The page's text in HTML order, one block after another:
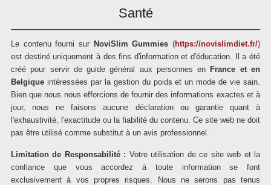
Santé
Le contenu fourni sur NoviSlim Gummies (https://novislimdiet.fr/)
est destiné uniquement à des fins d'information et d'éducation. Il a été
créé pour servir de guide général aux personnes en France et en
Belgique intéressées par la gestion du poids et un mode de vie sain.
Bien que nous nous efforcions de fournir des informations exactes et à
jour, nous ne faisons aucune déclaration ou garantie quant à
l'exhaustivité, l'exactitude ou la fiabilité du contenu. Ce site web ne doit
pas être utilisé comme substitut à un avis professionnel.
Limitation de Responsabilité : Votre utilisation de ce site web et la
confiance que vous accordez à toute information se font
exclusivement à vos propres risques. Nous ne serons pas tenus